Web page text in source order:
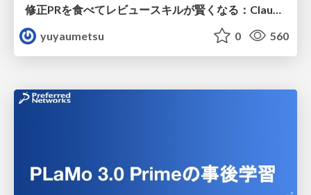
yuyaumetsu
0 560